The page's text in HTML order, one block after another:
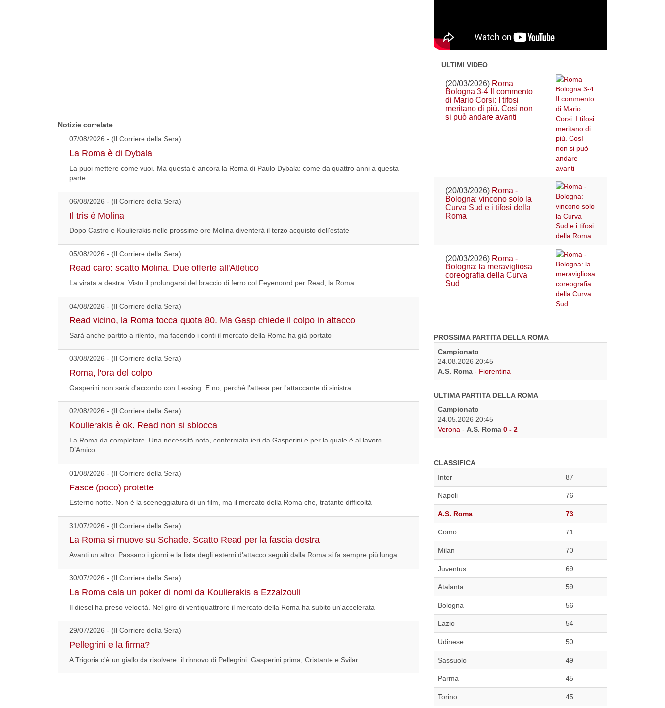
Notizie correlate
07/08/2026 - (Il Corriere della Sera)
La Roma è di Dybala
La puoi mettere come vuoi. Ma questa è ancora la Roma di Paulo Dybala: come da quattro anni a questa
parte
06/08/2026 - (Il Corriere della Sera)
Il tris è Molina
Dopo Castro e Koulierakis nelle prossime ore Molina diventerà il terzo acquisto dell'estate
05/08/2026 - (Il Corriere della Sera)
Read caro: scatto Molina. Due offerte all'Atletico
La virata a destra. Visto il prolungarsi del braccio di ferro col Feyenoord per Read, la Roma
04/08/2026 - (Il Corriere della Sera)
Read vicino, la Roma tocca quota 80. Ma Gasp chiede il colpo in attacco
Sarà anche partito a rilento, ma facendo i conti il mercato della Roma ha già portato
03/08/2026 - (Il Corriere della Sera)
Roma, l'ora del colpo
Gasperini non sarà d'accordo con Lessing. E no, perché l'attesa per l'attaccante di sinistra
02/08/2026 - (Il Corriere della Sera)
Koulierakis è ok. Read non si sblocca
La Roma da completare. Una necessità nota, confermata ieri da Gasperini e per la quale è al lavoro
D’Amico
01/08/2026 - (Il Corriere della Sera)
Fasce (poco) protette
Esterno notte. Non è la sceneggiatura di un film, ma il mercato della Roma che, tratante difficoltà
31/07/2026 - (Il Corriere della Sera)
La Roma si muove su Schade. Scatto Read per la fascia destra
Avanti un altro. Passano i giorni e la lista degli esterni d'attacco seguiti dalla Roma si fa sempre più lunga
30/07/2026 - (Il Corriere della Sera)
La Roma cala un poker di nomi da Koulierakis a Ezzalzouli
Il diesel ha preso velocità. Nel giro di ventiquattrore il mercato della Roma ha subito un'accelerata
29/07/2026 - (Il Corriere della Sera)
Pellegrini e la firma?
A Trigoria c'è un giallo da risolvere: il rinnovo di Pellegrini. Gasperini prima, Cristante e Svilar
ULTIMI VIDEO
(20/03/2026) Roma
Bologna 3-4 Il commento
di Mario Corsi: I tifosi
meritano di più. Così non
si può andare avanti
(20/03/2026) Roma -
Bologna: vincono solo la
Curva Sud e i tifosi della
Roma
(20/03/2026) Roma -
Bologna: la meravigliosa
coreografia della Curva
Sud
PROSSIMA PARTITA DELLA ROMA
Campionato
24.08.2026 20:45
A.S. Roma - Fiorentina
ULTIMA PARTITA DELLA ROMA
Campionato
24.05.2026 20:45
Verona - A.S. Roma 0 - 2
CLASSIFICA
Inter
87
Napoli 76
A.S. Roma 73
Como 71
Milan 70
Juventus 69
Atalanta 59
Bologna 56
Lazio 54
Udinese 50
Sassuolo 49
Parma 45
Torino 45